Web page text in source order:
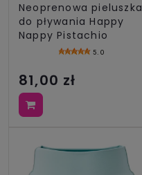
Neoprenowa pieluszka
do pływania Happy
Nappy Pistachio
5.0
81,00 zł